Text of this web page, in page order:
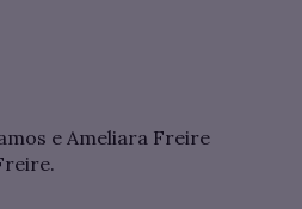
e Ameliara Freire